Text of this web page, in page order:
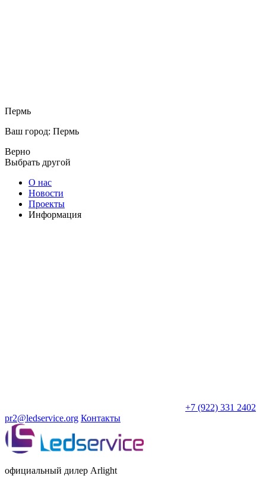
Пермь
Ваш город: Пермь
Верно
Выбрать другой
О нас
Новости
Проекты
Информация
+7 (922) 331 2402
pr2@ledservice.org Контакты
официальный дилер Arlight